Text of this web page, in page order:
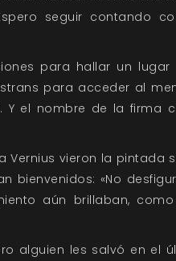
seguir contando
para hallar un lugar
para acceder al
Y el nombre de la firma
Vernius vieron la pintada
bienvenidos: «No
aún brillaban,
alguien les salvó en el